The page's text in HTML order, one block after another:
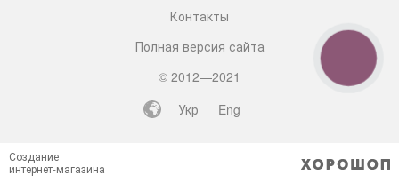
Контакты
Полная версия сайта
© 2012—2021
Укр
Eng
Создание
интернет-магазина